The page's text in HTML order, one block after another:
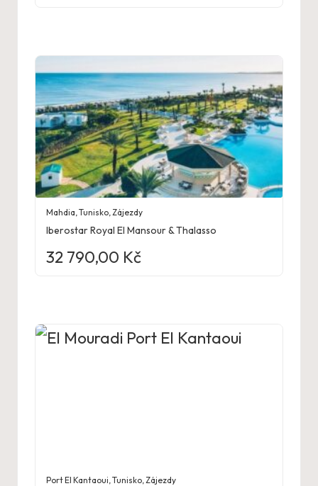
Mahdia ,Tunisko Zájezdy
Iberostar Royal El Mansour & Thalasso
32 790,00 Kč
Port El Kantaoui,Tunisko,Zájezdy